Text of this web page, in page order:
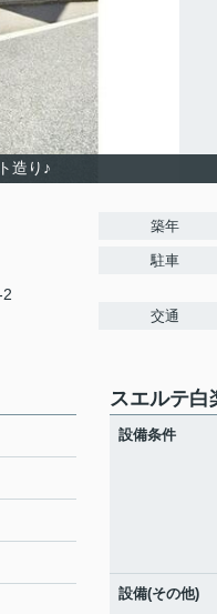
造り♪
築年
駐車
交通
スエルテ白
設備条件
設備(その他)